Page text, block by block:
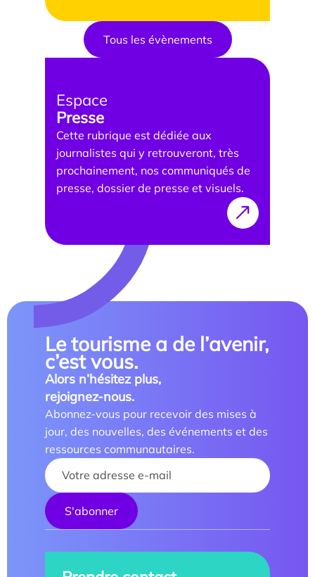
Tous les évènements
Espace
Presse
Cette rubrique est dédiée aux
journalistes qui y retrouveront, très
prochainement, nos communiqués de
presse, dossier de presse et visuels.
Le tourisme a de l’avenir,
c’est vous.
Alors n’hésitez plus,
rejoignez-nous.
Abonnez-vous pour recevoir des mises à
jour, des nouvelles, des événements et des
ressources communautaires.
Your name :